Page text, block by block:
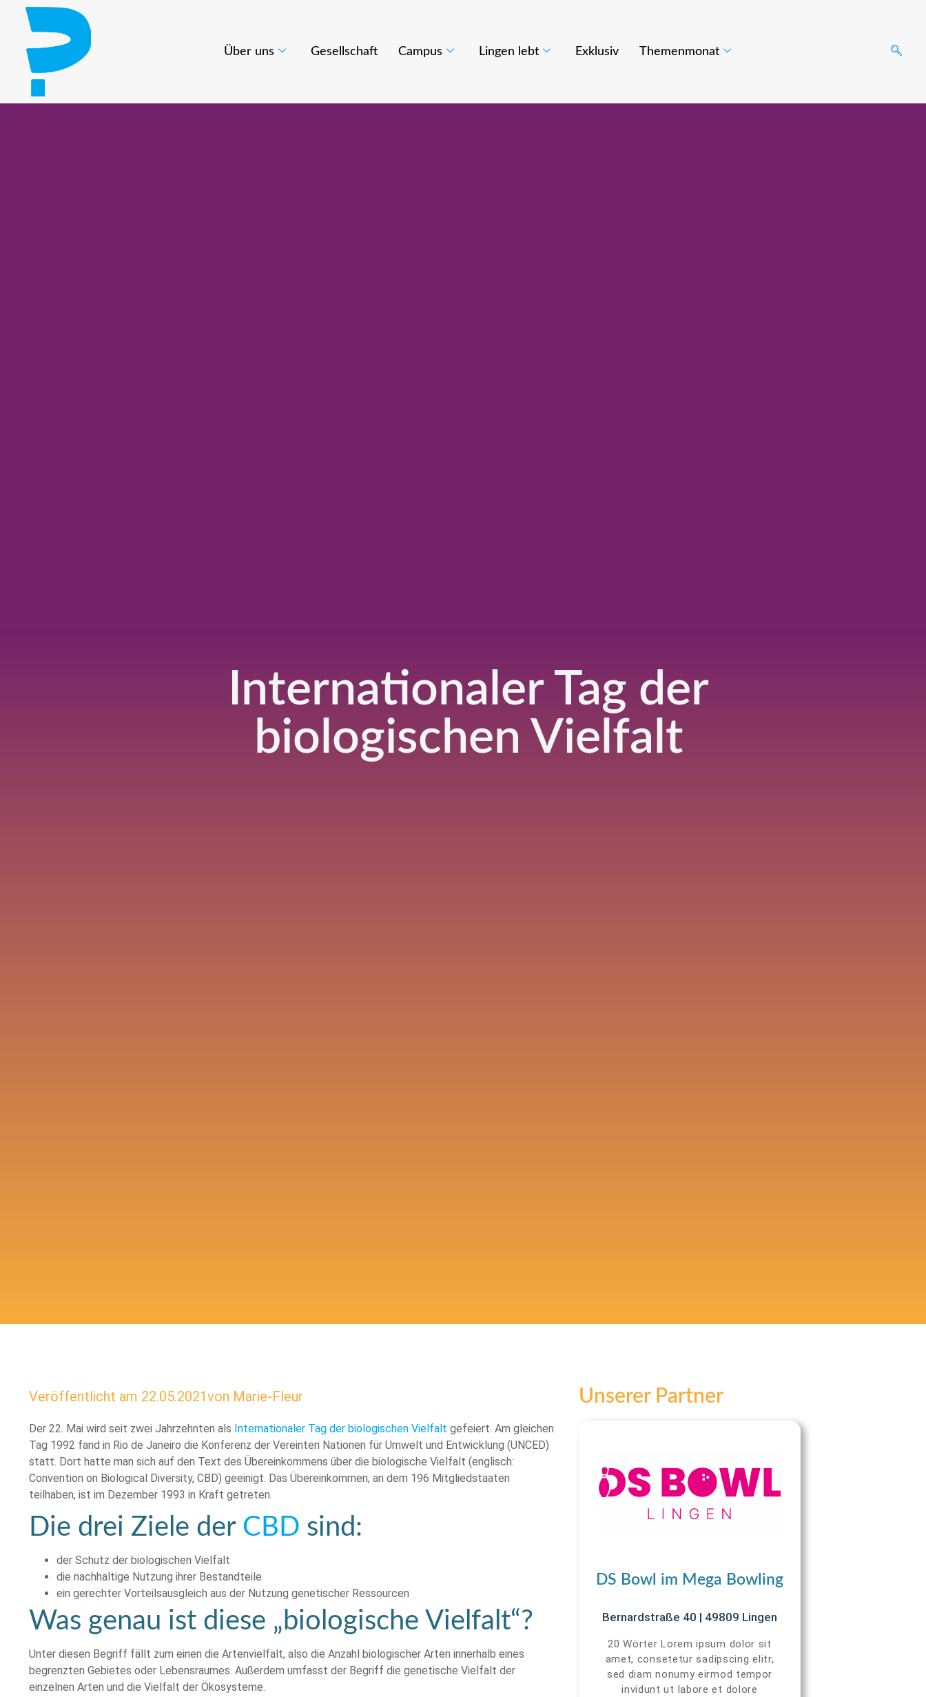
Über uns Gesellschaft Campus Lingen lebt Exklusiv Themenmonat
Internationaler Tag der
biologischen Vielfalt
Veröffentlicht am 22.05.2021von Marie-Fleur
Der 22. Mai wird seit zwei Jahrzehnten als Internationaler Tag der biologischen Vielfalt gefeiert. Am gleichen
Tag 1992 fand in Rio de Janeiro die Konferenz der Vereinten Nationen für Umwelt und Entwicklung (UNCED)
statt. Dort hatte man sich auf den Text des Übereinkommens über die biologische Vielfalt (englisch:
Convention on Biological Diversity, CBD) geeinigt. Das Übereinkommen, an dem 196 Mitgliedstaaten
teilhaben, ist im Dezember 1993 in Kraft getreten.
Die drei Ziele der CBD sind:
der Schutz der biologischen Vielfalt
die nachhaltige Nutzung ihrer Bestandteile
ein gerechter Vorteilsausgleich aus der Nutzung genetischer Ressourcen
Was genau ist diese „biologische Vielfalt“?
Unter diesen Begriff fällt zum einen die Artenvielfalt, also die Anzahl biologischer Arten innerhalb eines
begrenzten Gebietes oder Lebensraumes. Außerdem umfasst der Begriff die genetische Vielfalt der
einzelnen Arten und die Vielfalt der Ökosysteme.
Unserer Partner
DS Bowl im Mega Bowling
Bernardstraße 40 | 49809 Lingen
20 Wörter Lorem ipsum dolor sit
amet, consetetur sadipscing elitr,
sed diam nonumy eirmod tempor
invidunt ut labore et dolore